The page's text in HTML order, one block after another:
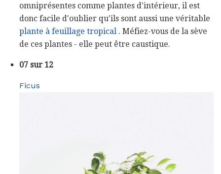
omniprésentes comme plantes d'intérieur, il est
donc facile d'oublier qu'ils sont aussi une véritable
plante à feuillage tropical . Méfiez-vous de la sève
de ces plantes - elle peut être caustique.
07 sur 12
Ficus